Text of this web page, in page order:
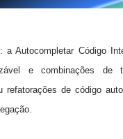
a Autocompletar Código
e combinações de
refatorações de código